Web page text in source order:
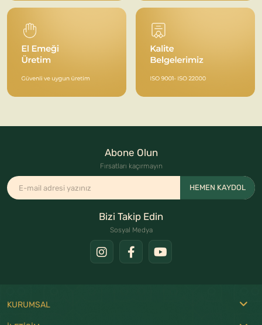
Abone Olun
Fırsatları kaçırmayın
HEMEN KAYDOL
Bizi Takip Edin
Sosyal Medya
KURUMSAL